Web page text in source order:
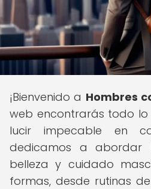
¡Bienvenido a Hombres
web encontrarás todo
lucir impecable en
dedicamos a
belleza y cuidado
formas, desde rutinas